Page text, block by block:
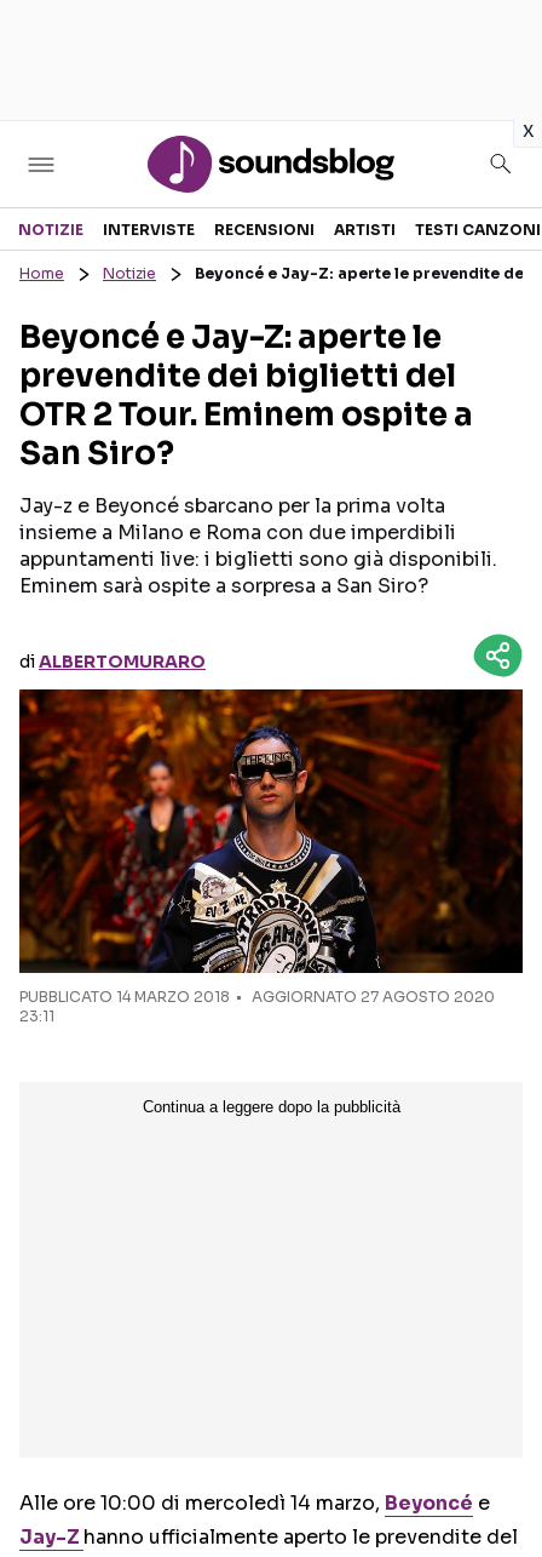
x
Sezioni
RECENSIONI MUSICALI
INTERVISTE
GOSSIP E CURIOSITÀ
TESTI CANZONI
TOUR ED EVENTI
TALENT SHOW
Seguici sui social
NOTIZIE INTERVISTE RECENSIONI ARTISTI TESTI CANZONI
Home Notizie Beyoncé e Jay-Z: aperte le prevendite dei
Beyoncé e Jay-Z: aperte le
prevendite dei biglietti del
OTR 2 Tour. Eminem ospite a
San Siro?
Jay-z e Beyoncé sbarcano per la prima volta
insieme a Milano e Roma con due imperdibili
appuntamenti live: i biglietti sono già disponibili.
Eminem sarà ospite a sorpresa a San Siro?
diALBERTOMURARO
PUBBLICATO 14 MARZO 2018
AGGIORNATO 27 AGOSTO 2020
23:11
Alle ore 10:00 di mercoledì 14 marzo, Beyoncé e
Jay-Z hanno ufficialmente aperto le prevendite del